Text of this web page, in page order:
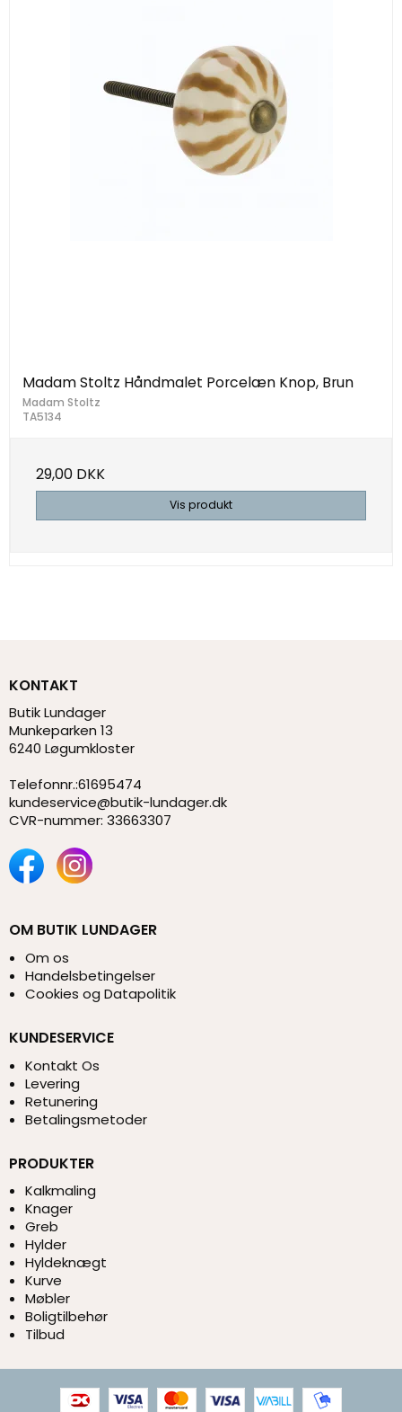
Madam Stoltz Håndmalet Porcelæn Knop, Brun
Madam Stoltz
TA5134
29,00 DKK
Vis produkt
KONTAKT
Butik Lundager
Munkeparken 13
6240 Løgumkloster
Telefonnr.:61695474
kundeservice@butik-lundager.dk
CVR-nummer: 33663307
OM BUTIK LUNDAGER
Om os
Handelsbetingelser
Cookies og Datapolitik
KUNDESERVICE
Kontakt Os
Levering
Retunering
Betalingsmetoder
PRODUKTER
Kalkmaling
Knager
Greb
Hylder
Hyldeknægt
Kurve
Møbler
Boligtilbehør
Tilbud